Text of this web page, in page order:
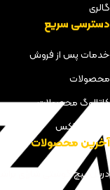
گالری
دسترسی سریع
خدمات پس از فروش
محصولات
کاتالوگ محصولات
مجله کنزاکس
آخرین محصولات
دریل پیچ گوشتی شارژی براشلس |